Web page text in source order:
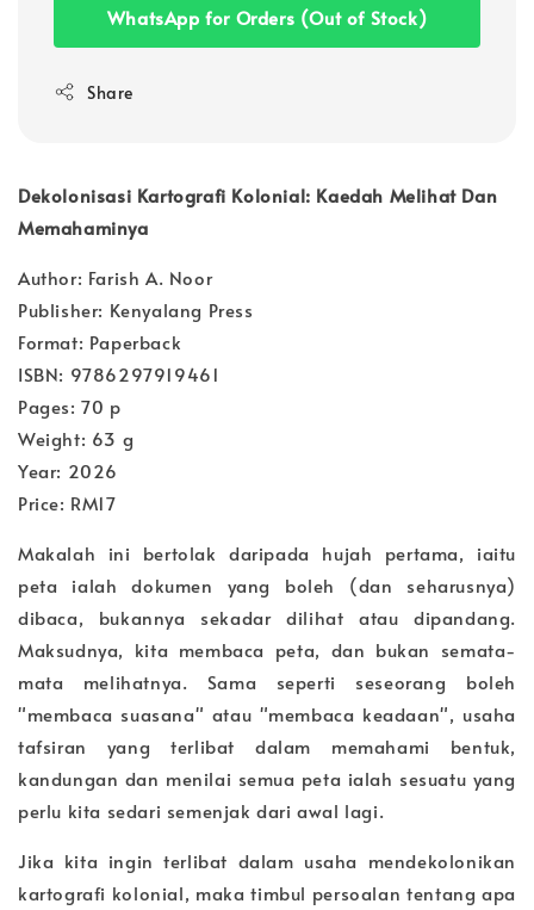
WhatsApp for Orders (Out of Stock)
Share
Dekolonisasi Kartografi Kolonial: Kaedah Melihat Dan
Memahaminya
Author: Farish A. Noor
Publisher: Kenyalang Press
Format: Paperback
ISBN: 9786297919461
Pages: 70 p
Weight: 63 g
Year: 2026
Price: RM17
Makalah ini bertolak daripada hujah pertama, iaitu
peta ialah dokumen yang boleh (dan seharusnya)
dibaca, bukannya sekadar dilihat atau dipandang.
Maksudnya, kita membaca peta, dan bukan semata-
mata melihatnya. Sama seperti seseorang boleh
"membaca suasana" atau "membaca keadaan", usaha
tafsiran yang terlibat dalam memahami bentuk,
kandungan dan menilai semua peta ialah sesuatu yang
perlu kita sedari semenjak dari awal lagi.
Jika kita ingin terlibat dalam usaha mendekolonikan
kartografi kolonial, maka timbul persoalan tentang apa